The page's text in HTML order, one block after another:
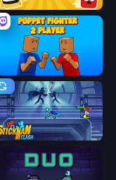
Squish
Puppet Fighter 2 Player
Stickman Clash